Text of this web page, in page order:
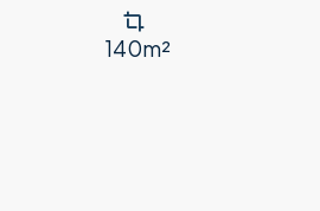
140m²